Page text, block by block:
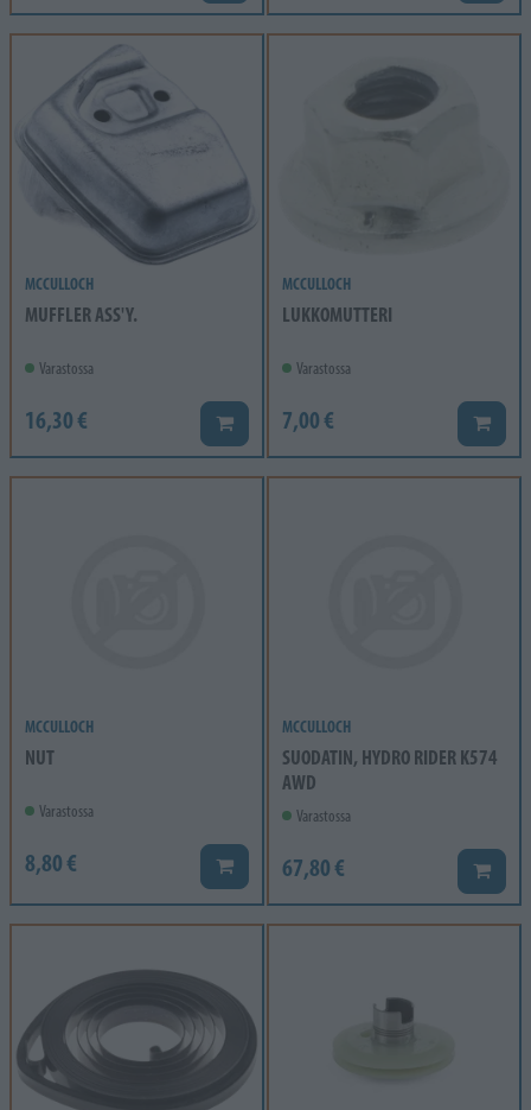
MCCULLOCH
MUFFLER ASS'Y.
Varastossa
16,30 € Lisää koriin
MCCULLOCH
LUKKOMUTTERI
Varastossa
7,00 € Lisää
MCCULLOCH
NUT
Varastossa
8,80 € Lisää koriin
MCCULLOCH
SUODATIN, HYDRO RIDER K574
AWD
Varastossa
67,80 € Lisää